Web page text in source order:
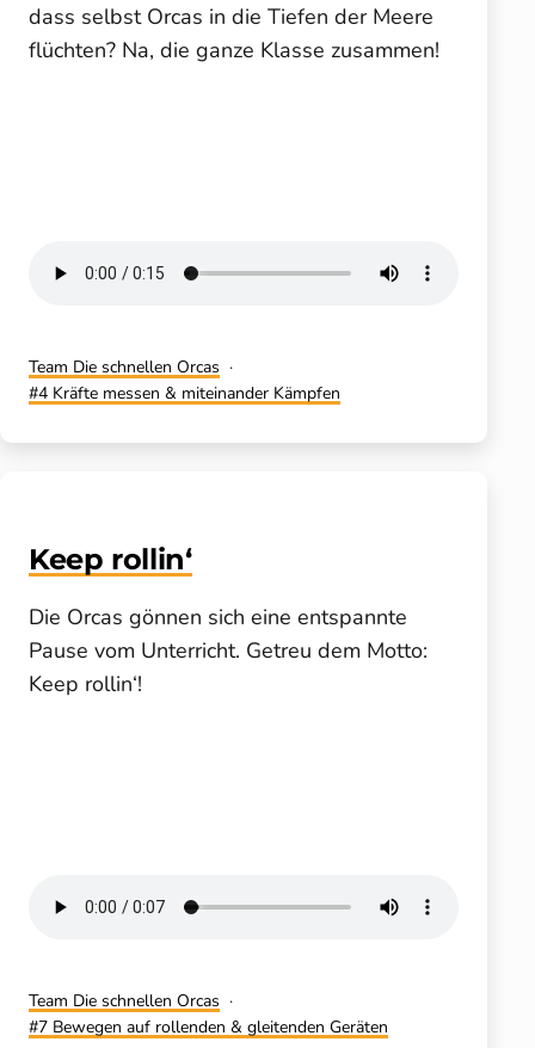
dass selbst Orcas in die Tiefen der Meere
flüchten? Na, die ganze Klasse zusammen!
Kategorisiert
als
Team Die schnellen Orcas
Verschlagwortet
4 Kräfte messen & miteinander Kämpfen
Keep rollin‘
Die Orcas gönnen sich eine entspannte
Pause vom Unterricht. Getreu dem Motto:
Keep rollin‘!
Kategorisiert
als
Team Die schnellen Orcas
Verschlagwortet
7 Bewegen auf rollenden & gleitenden Geräten